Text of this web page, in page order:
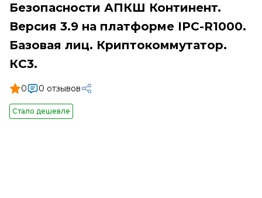
Безопасности АПКШ Континент.
Версия 3.9 на платформе IPC-R1000.
Базовая лиц. Криптокоммутатор.
КС3.
0 0 отзывов
Стало дешевле